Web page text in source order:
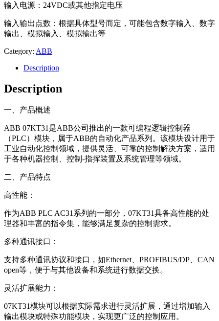
输入电源：24VDC或其他指定电压
输入输出点数：根据具体型号而定，可能包含数字输入、数字
输出、模拟输入、模拟输出等
Category: ABB
Description
Description
一、产品概述
ABB 07KT31是ABB公司推出的一款可编程逻辑控制器
（PLC）模块，属于ABB的自动化产品系列。该模块设计用于
工业自动化控制领域，提供灵活、可靠的控制解决方案，适用
于各种机器控制、控制-指挥装置及系统管理等领域。
二、产品特点
高性能：
作为ABB PLC AC31系列的一部分，07KT31具备高性能的处
理器和丰富的指令集，能够满足复杂的控制需求。
多种通讯接口：
支持多种通讯协议和接口，如Ethernet、PROFIBUS/DP、CAN
open等，便于与其他设备和系统进行数据交换。
灵活扩展能力：
07KT31模块可以根据实际需求进行灵活扩展，通过增加输入
输出模块或特殊功能模块，实现更广泛的控制应用。